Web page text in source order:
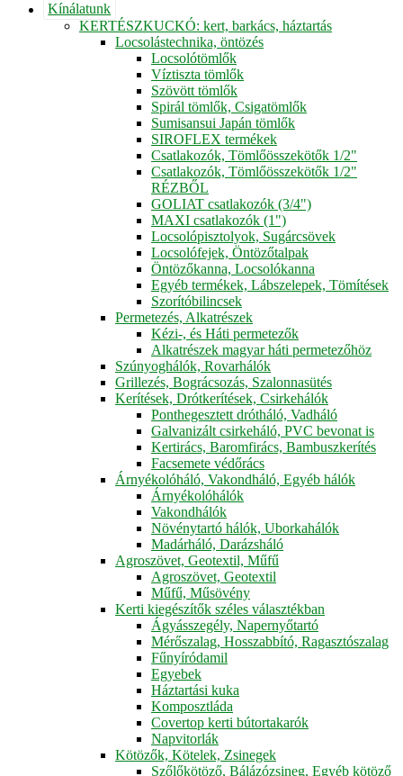
Kínálatunk
KERTÉSZKUCKÓ: kert, barkács, háztartás
Locsolástechnika, öntözés
Locsolótömlők
Víztiszta tömlők
Szövött tömlők
Spirál tömlők, Csigatömlők
Sumisansui Japán tömlők
SIROFLEX termékek
Csatlakozók, Tömlőösszekötők 1/2"
Csatlakozók, Tömlőösszekötők 1/2"
RÉZBŐL
GOLIAT csatlakozók (3/4")
MAXI csatlakozók (1")
Locsolópisztolyok, Sugárcsövek
Locsolófejek, Öntözőtalpak
Öntözőkanna, Locsolókanna
Egyéb termékek, Lábszelepek, Tömítések
Szorítóbilincsek
Permetezés, Alkatrészek
Kézi-, és Háti permetezők
Alkatrészek magyar háti permetezőhöz
Szúnyoghálók, Rovarhálók
Grillezés, Bográcsozás, Szalonnasütés
Kerítések, Drótkerítések, Csirkehálók
Ponthegesztett drótháló, Vadháló
Galvanizált csirkeháló, PVC bevonat is
Kertirács, Baromfirács, Bambuszkerítés
Facsemete védőrács
Árnyékolóháló, Vakondháló, Egyéb hálók
Árnyékolóhálók
Vakondhálók
Növénytartó hálók, Uborkahálók
Madárháló, Darázsháló
Agroszövet, Geotextil, Műfű
Agroszövet, Geotextil
Műfű, Műsövény
Kerti kiegészítők széles választékban
Ágyásszegély, Napernyőtartó
Mérőszalag, Hosszabbító, Ragasztószalag
Fűnyíródamil
Egyebek
Háztartási kuka
Komposztláda
Covertop kerti bútortakarók
Napvitorlák
Kötözők, Kötelek, Zsinegek
Szőlőkötöző, Bálázózsineg, Egyéb kötöző